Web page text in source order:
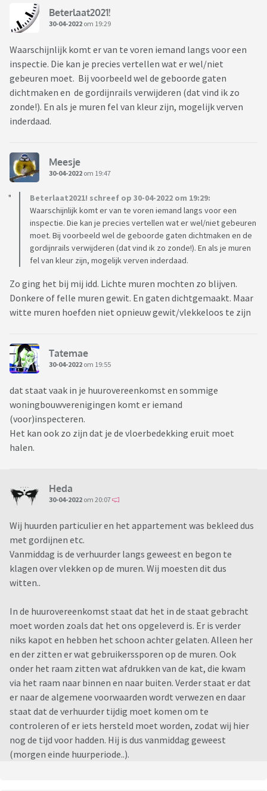
Beterlaat2021!
30-04-2022 om 19:29
Waarschijnlijk komt er van te voren iemand langs voor een
inspectie. Die kan je precies vertellen wat er wel/niet
gebeuren moet. Bij voorbeeld wel de geboorde gaten
dichtmaken en de gordijnrails verwijderen (dat vind ik zo
zonde!). En als je muren fel van kleur zijn, mogelijk verven
inderdaad.
Meesje
30-04-2022 om 19:47
Beterlaat2021! schreef op 30-04-2022 om 19:29:
Waarschijnlijk komt er van te voren iemand langs voor een
inspectie. Die kan je precies vertellen wat er wel/niet gebeuren
moet. Bij voorbeeld wel de geboorde gaten dichtmaken en de
gordijnrails verwijderen (dat vind ik zo zonde!). En als je muren
fel van kleur zijn, mogelijk verven inderdaad.
Zo ging het bij mij idd. Lichte muren mochten zo blijven.
Donkere of felle muren gewit. En gaten dichtgemaakt. Maar
witte muren hoefden niet opnieuw gewit/vlekkeloos te zijn
Tatemae
30-04-2022 om 19:55
dat staat vaak in je huurovereenkomst en sommige
woningbouwverenigingen komt er iemand
(voor)inspecteren.
Het kan ook zo zijn dat je de vloerbedekking eruit moet
halen.
Heda
30-04-2022 om 20:07
Wij huurden particulier en het appartement was bekleed dus
met gordijnen etc.
Vanmiddag is de verhuurder langs geweest en begon te
klagen over vlekken op de muren. Wij moesten dit dus
witten..
In de huurovereenkomst staat dat het in de staat gebracht
moet worden zoals dat het ons opgeleverd is. Er is verder
niks kapot en hebben het schoon achter gelaten. Alleen her
en der zitten er wat gebruikerssporen op de muren. Ook
onder het raam zitten wat afdrukken van de kat, die kwam
via het raam naar binnen en naar buiten. Verder staat er dat
er naar de algemene voorwaarden wordt verwezen en daar
staat dat de verhuurder tijdig moet komen om te
controleren of er iets hersteld moet worden, zodat wij hier
nog de tijd voor hadden. Hij is dus vanmiddag geweest
(morgen einde huurperiode..).